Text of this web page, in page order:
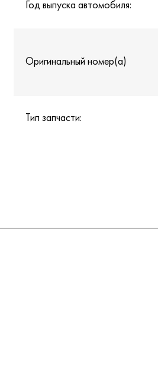
Год выпуска автомобиля:
Оригинальный номер(а)
Тип запчасти: